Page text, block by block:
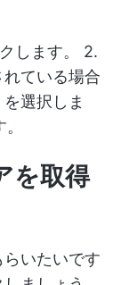
します。 2.
ている場合
選択しま
を取得
いたいです